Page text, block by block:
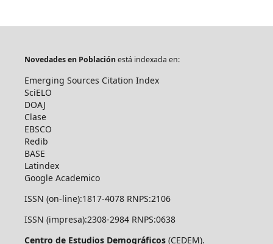
Novedades en Poblaciónestá indexada en:
Emerging Sources Citation Index
SciELO
DOAJ
Clase
EBSCO
Redib
BASE
Latindex
Google Academico
ISSN (on-line):1817-4078 RNPS:2106
ISSN (impresa):2308-2984 RNPS:0638
Centro de Estudios Demográficos(CEDEM).